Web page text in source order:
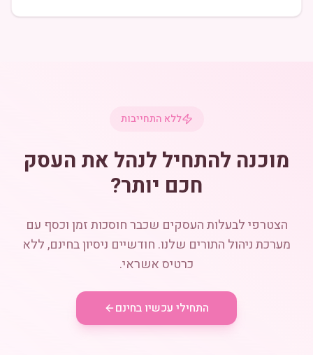
ללא התחייבות
מוכנה להתחיל לנהל את העסק
חכם יותר?
הצטרפי לבעלות העסקים שכבר חוסכות זמן וכסף עם
מערכת ניהול התורים שלנו. חודשיים ניסיון בחינם, ללא
כרטיס אשראי.
התחילי עכשיו בחינם